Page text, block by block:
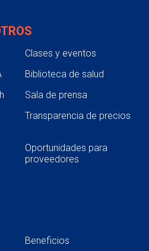
Clases y eventos
Biblioteca de salud
Sala de prensa
Transparencia de precios
Oportunidades para
proveedores
Beneficios